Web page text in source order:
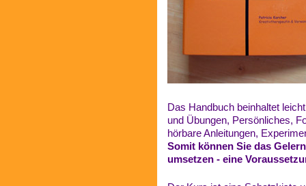
Das Handbuch beinhaltet
und Übungen, Persönliches,
hörbare Anleitungen,
Somit können Sie das
umsetzen - eine